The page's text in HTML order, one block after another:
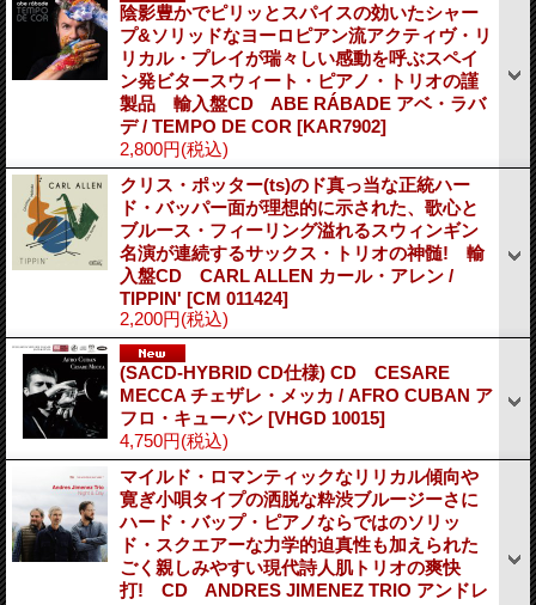
陰影豊かでピリッとスパイスの効いたシャー
プ&ソリッドなヨーロピアン流アクティヴ・リ
リカル・プレイが瑞々しい感動を呼ぶスペイ
ン発ビタースウィート・ピアノ・トリオの謹
製品 輸入盤CD ABE RÁBADE アベ・ラバ
デ / TEMPO DE COR [KAR7902]
2,800円(税込)
クリス・ポッター(ts)のド真っ当な正統ハー
ド・バッパー面が理想的に示された、歌心と
ブルース・フィーリング溢れるスウィンギン
名演が連続するサックス・トリオの神髄! 輸
入盤CD CARL ALLEN カール・アレン /
TIPPIN' [CM 011424]
2,200円(税込)
(SACD-HYBRID CD仕様) CD CESARE
MECCA チェザレ・メッカ / AFRO CUBAN ア
フロ・キューバン [VHGD 10015]
4,750円(税込)
マイルド・ロマンティックなリリカル傾向や
寛ぎ小唄タイプの洒脱な粋渋ブルージーさに
ハード・バップ・ピアノならではのソリッ
ド・スクエアーな力学的迫真性も加えられた
ごく親しみやすい現代詩人肌トリオの爽快
打! CD ANDRES JIMENEZ TRIO アンドレ